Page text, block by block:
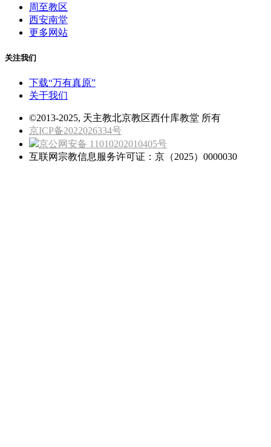
周至教区
西安南堂
更多网站
关注我们
下载“万有真原”
关于我们
©2013-2025, 天主教北京教区西什库教堂 所有
京ICP备2022026334号
京公网安备 11010202010405号
互联网宗教信息服务许可证：京（2025）0000030